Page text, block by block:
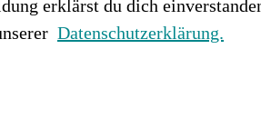
erklärst du dich
Datenschutzerklärung.